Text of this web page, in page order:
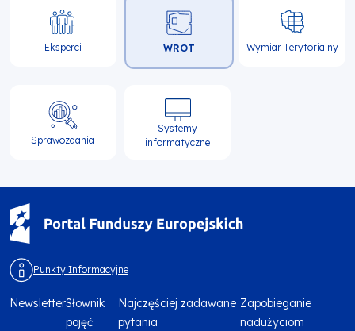
Eksperci WROT Wymiar Terytorialny
Sprawozdania
Systemy
informatyczne
Punkty Informacyjne
NewsletterSłownik
pojęć
Najczęściej zadawane
pytania
Zapobieganie
nadużyciom